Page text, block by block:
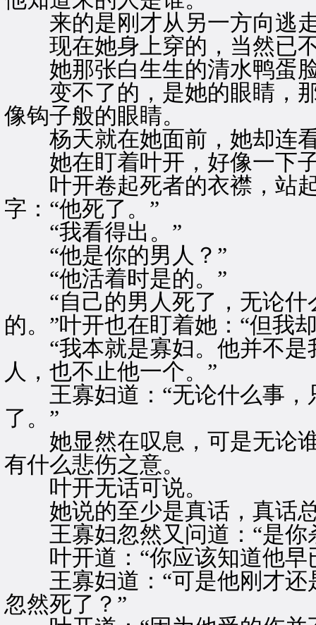
来的是刚才从另一方向逃
现在她身上穿的，当然已不
她那张白生生的清水鸭蛋脸
变不了的，是她的眼睛，那
像钩子般的眼睛。
杨天就在她面前，她却连
她在盯着叶开，好像一下子
叶开卷起死者的衣襟，站起
字：“他死了。”
“我看得出。”
“他是你的男人？”
“他活着时是的。”
“自己的男人死了，无论什
的。”叶开也在盯着她：“但我
“我本就是寡妇。他并不是
人，也不止他一个。”
王寡妇道：“无论什么事，
了。”
她显然在叹息，可是无论谁
有什么悲伤之意。
叶开无话可说。
她说的至少是真话，真话总
王寡妇忽然又问道：“是你
叶开道：“你应该知道他早
王寡妇道：“可是他刚才还
忽然死了？”